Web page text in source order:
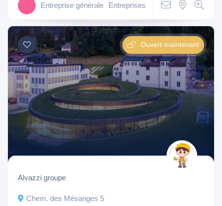
Entreprise générale Entreprises
Ouvert maintenant
Alvazzi groupe
Chem. des Mésanges 5